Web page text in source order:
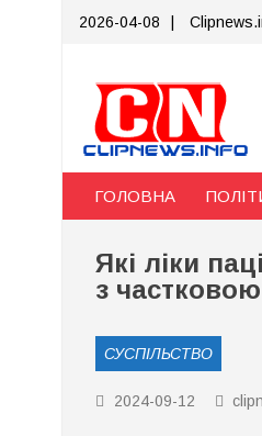
2026-04-08
ГОЛОВНА
Які ліки
з
СУСПІЛЬСТВО
2024-09-12